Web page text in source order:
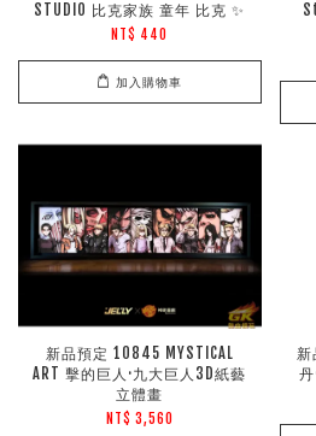
STUDIO 比克家族 童年 比克 ✨
NT$ 440
加入購物車
新品預定 10845 MYSTICAL
ART 擊的巨人·九大巨人3D紙藝
立體畫
NT$ 3,560
新